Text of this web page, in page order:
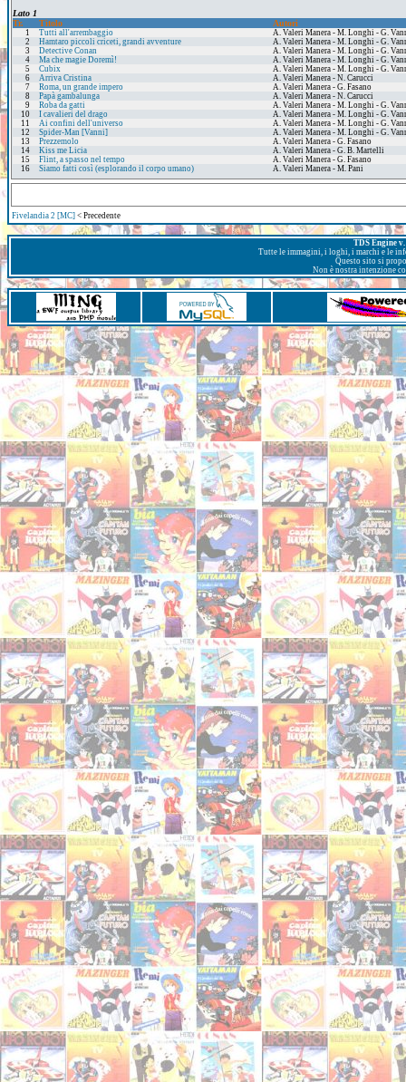
Lato 1
Tr.
Titolo Autori
1 Tutti all'arrembaggio
A. Valeri Manera - M. Longhi - G.
2
Hamtaro piccoli criceti, grandi avventure
A. Valeri Manera - M. Longhi - G.
3
Detective Conan
A. Valeri Manera - M. Longhi - G.
4
Ma che magie Doremì!
A. Valeri Manera - M. Longhi - G.
5
Cubix
A. Valeri Manera - M. Longhi - G.
6
Arriva Cristina
A. Valeri Manera - N. Carucci
7
Roma, un grande impero
A. Valeri Manera - G. Fasano
8
Papà gambalunga
A. Valeri Manera - N. Carucci
9
Roba da gatti
A. Valeri Manera - M. Longhi - G.
10
I cavalieri del drago
A. Valeri Manera - M. Longhi - G.
11
Ai confini dell'universo
A. Valeri Manera - M. Longhi - G.
12
Spider-Man [Vanni]
A. Valeri Manera - M. Longhi - G.
13
Prezzemolo
A. Valeri Manera - G. Fasano
14
Kiss me Licia
A. Valeri Manera - G. B. Martelli
15
Flint, a spasso nel tempo
A. Valeri Manera - G. Fasano
16
Siamo fatti così (esplorando il corpo umano) A. Valeri Manera - M. Pani
Fivelandia 2 [MC] < Precedente
TDS Engine
Tutte le immagini, i loghi, i marchi e le
Questo sito si
Non è nostra intenzione